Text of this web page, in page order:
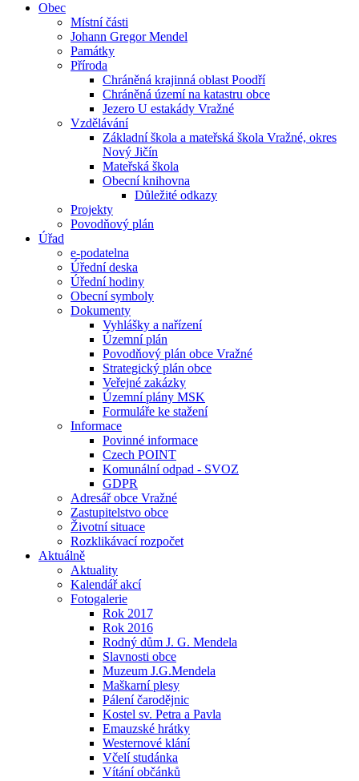
Obec
Místní části
Johann Gregor Mendel
Památky
Příroda
Chráněná krajinná oblast Poodří
Chráněná území na katastru obce
Jezero U estakády Vražné
Vzdělávání
Základní škola a mateřská škola Vražné, okres
Nový Jičín
Mateřská škola
Obecní knihovna
Důležité odkazy
Projekty
Povodňový plán
Úřad
e-podatelna
Úřední deska
Úřední hodiny
Obecní symboly
Dokumenty
Vyhlášky a nařízení
Územní plán
Povodňový plán obce Vražné
Strategický plán obce
Veřejné zakázky
Územní plány MSK
Formuláře ke stažení
Informace
Povinné informace
Czech POINT
Komunální odpad - SVOZ
GDPR
Adresář obce Vražné
Zastupitelstvo obce
Životní situace
Rozklikávací rozpočet
Aktuálně
Aktuality
Kalendář akcí
Fotogalerie
Rok 2017
Rok 2016
Rodný dům J. G. Mendela
Slavnosti obce
Muzeum J.G.Mendela
Maškarní plesy
Pálení čarodějnic
Kostel sv. Petra a Pavla
Emauzské hrátky
Westernové klání
Včelí studánka
Vítání občánků